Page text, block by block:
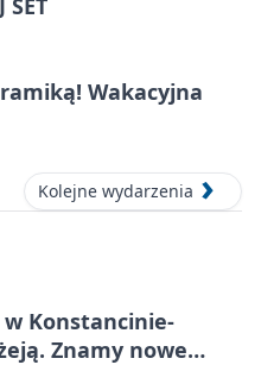
Wakacyjna
Kolejne wydarzenia
Konstancinie-
Znamy nowe